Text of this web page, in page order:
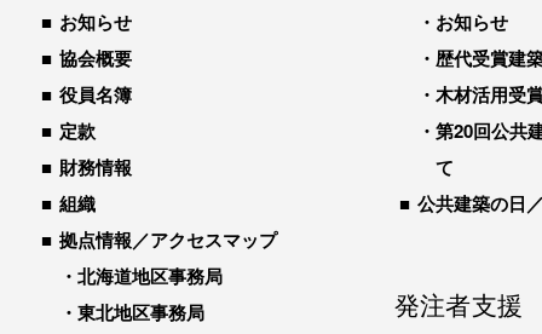
お知らせ
協会概要
役員名簿
定款
財務情報
組織
拠点情報／アクセスマップ
北海道地区事務局
東北地区事務局
お知らせ
歴代受賞建
木材活用受
第20回公共
て
公共建築の日
発注者支援